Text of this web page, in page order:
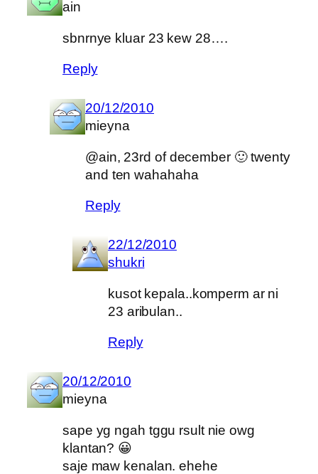
ain
sbnrnye kluar 23 kew 28….
Reply
20/12/2010
mieyna
@ain, 23rd of december 🙂 twenty
and ten wahahaha
Reply
22/12/2010
shukri
kusot kepala..komperm ar ni
23 aribulan..
Reply
20/12/2010
mieyna
sape yg ngah tggu rsult nie owg
klantan? 😀
saje maw kenalan. ehehe